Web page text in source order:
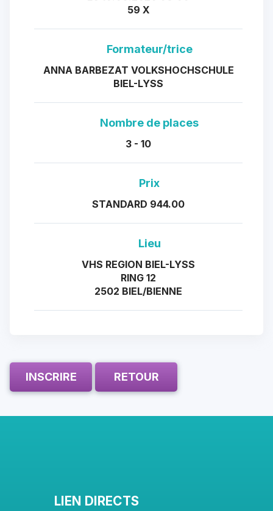
59 X
Formateur/trice
ANNA BARBEZAT VOLKSHOCHSCHULE
BIEL-LYSS
Nombre de places
3 - 10
Prix
STANDARD 944.00
Lieu
VHS REGION BIEL-LYSS
RING 12
2502 BIEL/BIENNE
INSCRIRE RETOUR
LIEN DIRECTS